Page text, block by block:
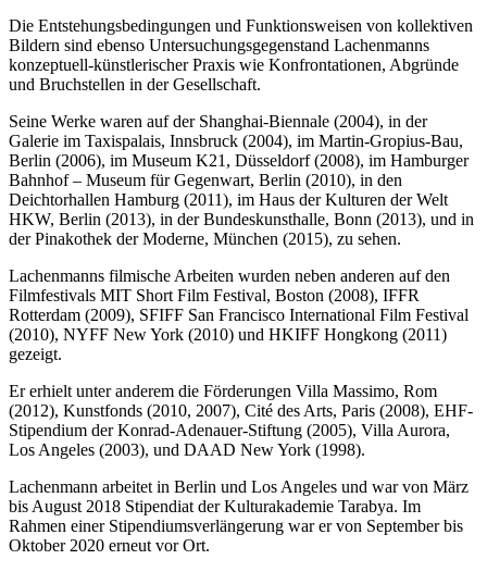
Die Entstehungsbedingungen und Funktionsweisen von kollektiven
Bildern sind ebenso Untersuchungsgegenstand Lachenmanns
konzeptuell-künstlerischer Praxis wie Konfrontationen, Abgründe
und Bruchstellen in der Gesellschaft.
Seine Werke waren auf der Shanghai-Biennale (2004), in der
Galerie im Taxispalais, Innsbruck (2004), im Martin-Gropius-Bau,
Berlin (2006), im Museum K21, Düsseldorf (2008), im Hamburger
Bahnhof – Museum für Gegenwart, Berlin (2010), in den
Deichtorhallen Hamburg (2011), im Haus der Kulturen der Welt
HKW, Berlin (2013), in der Bundeskunsthalle, Bonn (2013), und in
der Pinakothek der Moderne, München (2015), zu sehen.
Lachenmanns filmische Arbeiten wurden neben anderen auf den
Filmfestivals MIT Short Film Festival, Boston (2008), IFFR
Rotterdam (2009), SFIFF San Francisco International Film Festival
(2010), NYFF New York (2010) und HKIFF Hongkong (2011)
gezeigt.
Er erhielt unter anderem die Förderungen Villa Massimo, Rom
(2012), Kunstfonds (2010, 2007), Cité des Arts, Paris (2008), EHF-
Stipendium der Konrad-Adenauer-Stiftung (2005), Villa Aurora,
Los Angeles (2003), und DAAD New York (1998).
Lachenmann arbeitet in Berlin und Los Angeles und war von März
bis August 2018 Stipendiat der Kulturakademie Tarabya. Im
Rahmen einer Stipendiumsverlängerung war er von September bis
Oktober 2020 erneut vor Ort.